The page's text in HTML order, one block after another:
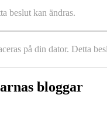
beslut kan ändras.
på din dator. Detta
bloggar